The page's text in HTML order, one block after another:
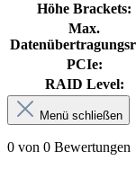
Höhe Brackets:
Max.
PCIe:
RAID Level:
Menü schließen
0 von 0 Bewertungen